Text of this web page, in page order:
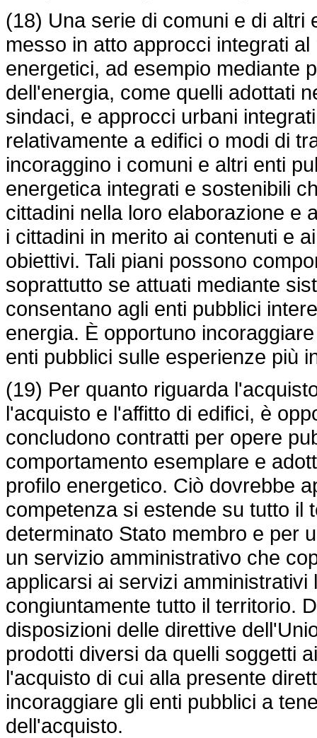
(18) Una serie di comuni e di altri
messo in atto approcci integrati
energetici, ad esempio mediante
dell'energia, come quelli adottati
sindaci, e approcci urbani
relativamente a edifici o modi di
incoraggino i comuni e altri enti
energetica integrati e sostenibili
cittadini nella loro elaborazione e
i cittadini in merito ai contenuti e
obiettivi. Tali piani possono
soprattutto se attuati mediante
consentano agli enti pubblici
energia. È opportuno
enti pubblici sulle esperienze più
(19) Per quanto riguarda
l'acquisto e l'affitto di edifici, è
concludono contratti per opere
comportamento esemplare e
profilo energetico. Ciò dovrebbe
competenza si estende su tutto il
determinato Stato membro e per
un servizio amministrativo che
applicarsi ai servizi
congiuntamente tutto il territorio.
disposizioni delle direttive
prodotti diversi da quelli soggetti
l'acquisto di cui alla presente
incoraggiare gli enti pubblici a
dell'acquisto.